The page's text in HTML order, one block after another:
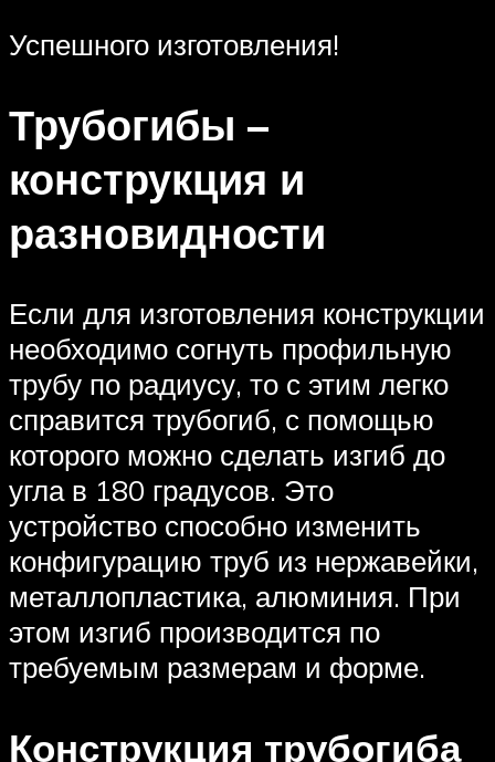
Успешного изготовления!
Трубогибы –
конструкция и
разновидности
Если для изготовления конструкции
необходимо согнуть профильную
трубу по радиусу, то с этим легко
справится трубогиб, с помощью
которого можно сделать изгиб до
угла в 180 градусов. Это
устройство способно изменить
конфигурацию труб из нержавейки,
металлопластика, алюминия. При
этом изгиб производится по
требуемым размерам и форме.
Конструкция трубогиба